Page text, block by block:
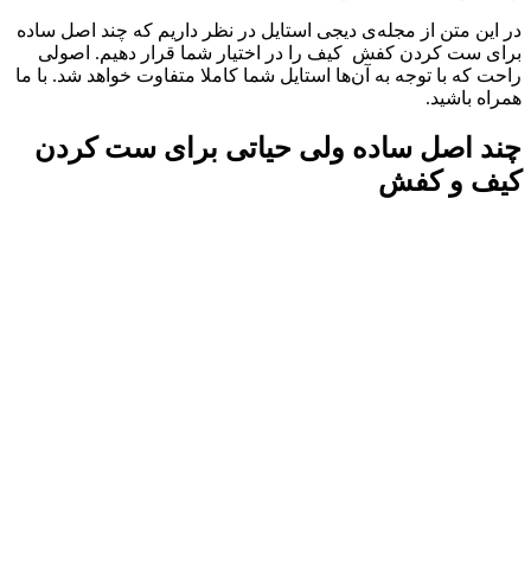
در این متن از مجله‌ی دیجی استایل در نظر داریم که چند اصل ساده
برای ست کردن کفش کیف را در اختیار شما قرار دهیم. اصولی
راحت که با توجه به آن‌ها استایل شما کاملا متفاوت خواهد شد. با ما
همراه باشید.
چند اصل ساده ولی حیاتی برای ست کردن
کیف و کفش